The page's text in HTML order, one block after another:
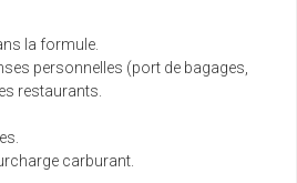
la formule.
personnelles (port de bagages,
restaurants.
carburant.